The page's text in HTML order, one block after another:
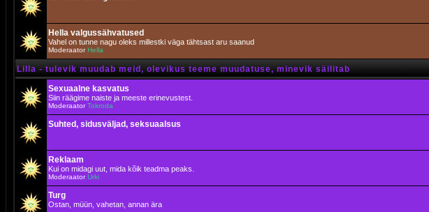
Hella valgussähvatused
Vahel on tunne nagu oleks millestki väga tähtsast aru saanud
Moderaator Hella
Lilla - tulevik muudab meid, olevikus teeme muudatuse, minevik säilitab
Sexuaalne kasvatus
Siin räägime naiste ja meeste erinevustest.
ModeraatorTokroda
Suhted, sidusväljad, seksuaalsus
Reklaam
Kui on midagi uut, mida kõik teadma peaks.
ModeraatorUrki
Turg
Ostan, müün, vahetan, annan ära